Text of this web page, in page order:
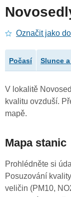
Označit jako
Počasí Slunce
V lokalitě
kvalitu ovzduší.
mapě.
Mapa stanic
Prohlédněte si
Posuzování
veličin (PM10,